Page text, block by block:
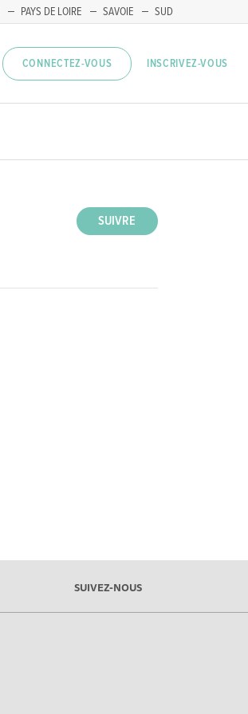
PAYS DE LOIRE SAVOIE SUD
CONNECTEZ-VOUS INSCRIVEZ-VOUS
SUIVRE
SUIVEZ-NOUS